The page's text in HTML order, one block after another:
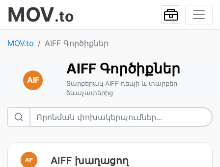
MOV.to
MOV.to AIFF Գործիքներ
AIF
AIFF Գործիքներ
Տարբերակ AIFF դեպի և տարբեր
ձևաչափերից
AIF AIFF խաղացող